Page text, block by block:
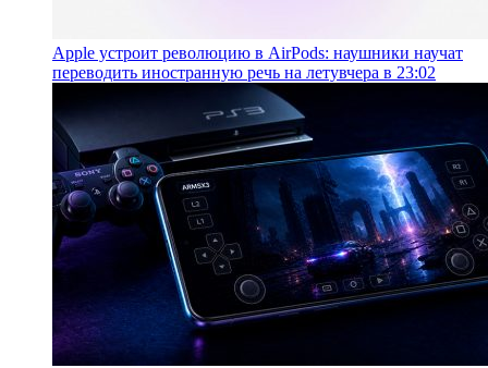
Apple устроит революцию в AirPods: наушники научат
переводить иностранную речь на летувчера в 23:02